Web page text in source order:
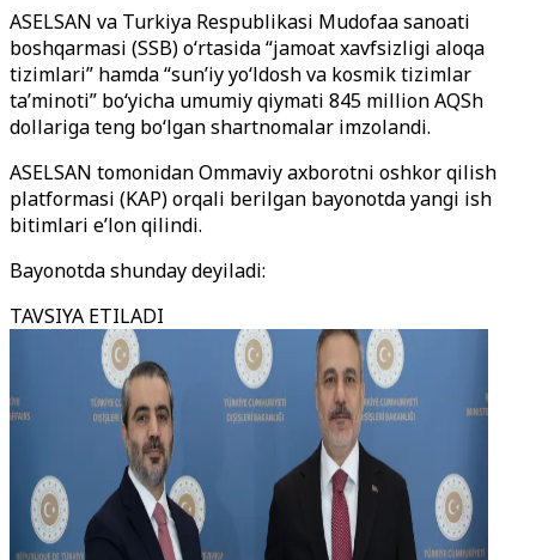
ASELSAN va Turkiya Respublikasi Mudofaa sanoati
boshqarmasi (SSB) o‘rtasida “jamoat xavfsizligi aloqa
tizimlari” hamda “sun’iy yo‘ldosh va kosmik tizimlar
ta’minoti” bo‘yicha umumiy qiymati 845 million AQSh
dollariga teng bo‘lgan shartnomalar imzolandi.
ASELSAN tomonidan Ommaviy axborotni oshkor qilish
platformasi (KAP) orqali berilgan bayonotda yangi ish
bitimlari e’lon qilindi.
Bayonotda shunday deyiladi:
TAVSIYA ETILADI